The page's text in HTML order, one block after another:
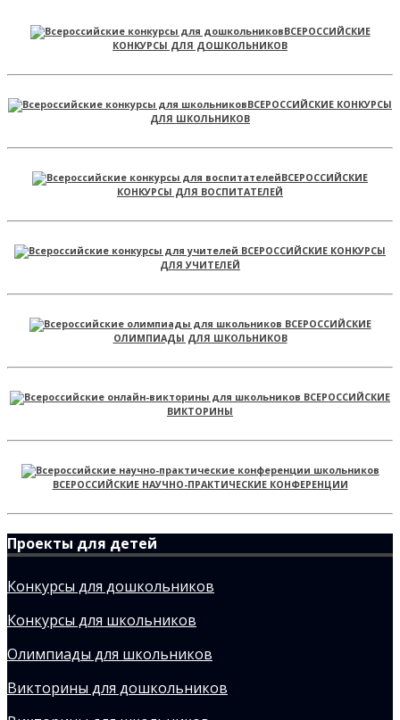
ВСЕРОССИЙСКИЕ
КОНКУРСЫ ДЛЯ ДОШКОЛЬНИКОВ
ВСЕРОССИЙСКИЕ КОНКУРСЫ
ДЛЯ ШКОЛЬНИКОВ
ВСЕРОССИЙСКИЕ
КОНКУРСЫ ДЛЯ ВОСПИТАТЕЛЕЙ
ВСЕРОССИЙСКИЕ КОНКУРСЫ
ДЛЯ УЧИТЕЛЕЙ
ВСЕРОССИЙСКИЕ
ОЛИМПИАДЫ ДЛЯ ШКОЛЬНИКОВ
ВСЕРОССИЙСКИЕ
ВИКТОРИНЫ
ВСЕРОССИЙСКИЕ НАУЧНО-ПРАКТИЧЕСКИЕ КОНФЕРЕНЦИИ
Проекты для детей
Конкурсы для дошкольников
Конкурсы для школьников
Олимпиады для школьников
Викторины для дошкольников